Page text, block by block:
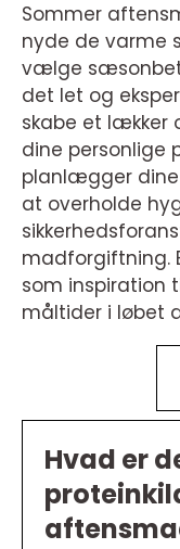
Sommer
nyde de varme
vælge
det let og
skabe et lækker
dine personlige
planlægger
at overholde
madforgiftning.
som inspiration
måltider i løbet
Hvad er